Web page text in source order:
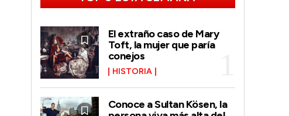
El extraño caso de Mary
Toft, la mujer que paría
conejos
HISTORIA
Conoce a Sultan Kösen, la